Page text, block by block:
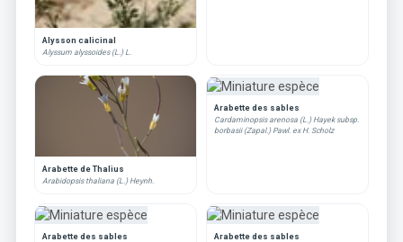
Alysson calicinal
Alyssum alyssoides (L.) L.
Arabette de Thalius
Arabidopsis thaliana (L.) Heynh.
Arabette des sables
Cardaminopsis arenosa (L.) Hayek subsp.
borbasii (Zapal.) Pawl. ex H. Scholz
Arabette des sables Arabette des sables